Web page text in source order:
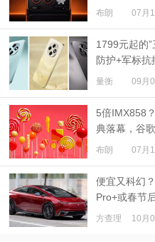
亮相
布朗 07月
1799元起的
防护+军标
量衡 09月
5倍IMX858
典落幕，谷
发布？
布朗 07月
便宜又科幻
Pro+或春节
爆料
方查理 10月